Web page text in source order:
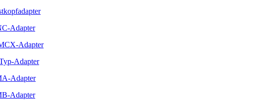
Adapter
Adapter
Adapter
Adapter
Adapter